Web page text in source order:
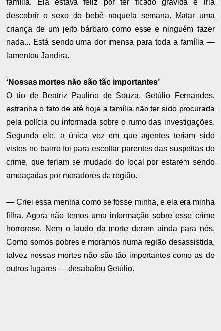
família. Ela estava feliz por ter ficado grávida e iria
descobrir o sexo do bebê naquela semana. Matar uma
criança de um jeito bárbaro como esse e ninguém fazer
nada... Está sendo uma dor imensa para toda a família —
lamentou Jandira.
‘Nossas mortes não são tão importantes’
O tio de Beatriz Paulino de Souza, Getúlio Fernandes,
estranha o fato de até hoje a família não ter sido procurada
pela polícia ou informada sobre o rumo das investigações.
Segundo ele, a única vez em que agentes teriam sido
vistos no bairro foi para escoltar parentes das suspeitas do
crime, que teriam se mudado do local por estarem sendo
ameaçadas por moradores da região.
— Criei essa menina como se fosse minha, e ela era minha
filha. Agora não temos uma informação sobre esse crime
horroroso. Nem o laudo da morte deram ainda para nós.
Como somos pobres e moramos numa região desassistida,
talvez nossas mortes não são tão importantes como as de
outros lugares — desabafou Getúlio.